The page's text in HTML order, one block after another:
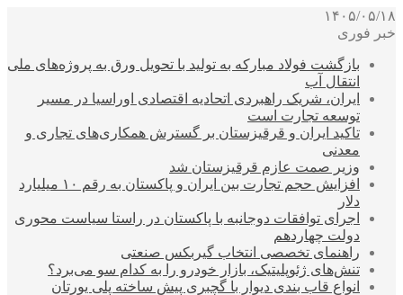
۱۴۰۵/۰۵/۱۸
خبر فوری
بازگشت فولاد مبارکه به تولید با تحویل ورق به پروژه‌های ملی
انتقال آب
ایران، شریک راهبردی اتحادیه اقتصادی اوراسیا در مسیر
توسعه تجارت است
تاکید ایران و قرقیزستان بر گسترش همکاری‌های تجاری و
معدنی
وزیر صمت عازم قرقیزستان شد
افزایش حجم تجارت بین ایران و پاکستان به رقم ۱۰ میلیارد
دلار
اجرای توافقات دوجانبه با پاکستان در راستا سیاست محوری
دولت چهاردهم
راهنمای تخصصی انتخاب گیربکس صنعتی
تنش‌های ژئوپلیتیک، بازار خودرو را به کدام سو می‌برد؟
انواع قاب بندی دیوار با گچبری پیش ساخته پلی یورتان